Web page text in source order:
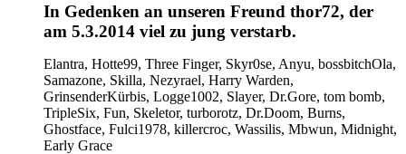
In Gedenken an unseren Freund thor72, der
am 5.3.2014 viel zu jung verstarb.
Elantra, Hotte99, Three Finger, Skyr0se, Anyu, bossbitchOla,
Samazone, Skilla, Nezyrael, Harry Warden,
GrinsenderKürbis, Logge1002, Slayer, Dr.Gore, tom bomb,
TripleSix, Fun, Skeletor, turborotz, Dr.Doom, Burns,
Ghostface, Fulci1978, killercroc, Wassilis, Mbwun, Midnight,
Early Grace